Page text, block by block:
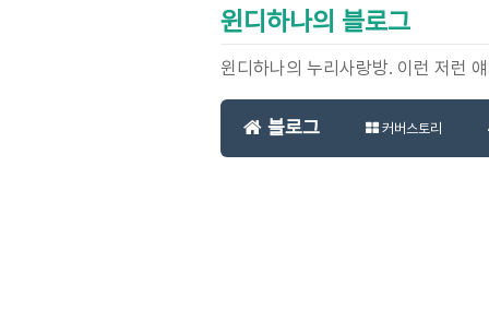
윈디하나의 블로그
윈디하나의 누리사랑방. 이런 저런 얘
블로그 커버스토리